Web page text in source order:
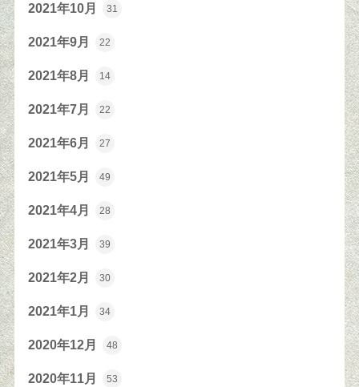
2021年10月 31
2021年9月 22
2021年8月 14
2021年7月 22
2021年6月 27
2021年5月 49
2021年4月 28
2021年3月 39
2021年2月 30
2021年1月 34
2020年12月 48
2020年11月 53